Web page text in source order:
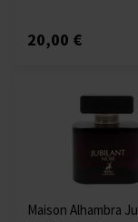
20,00 €
Maison Alhambra